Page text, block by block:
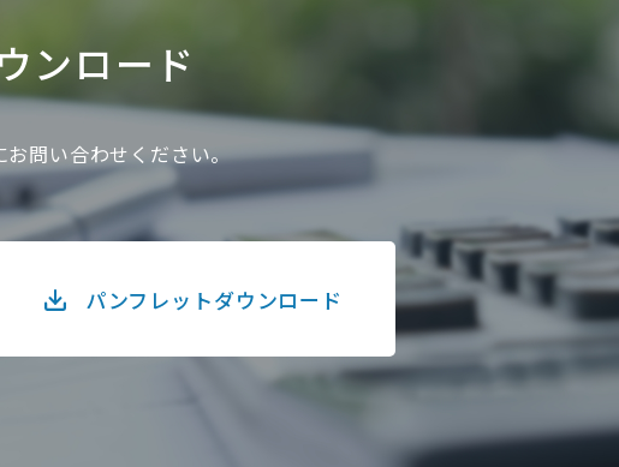
ンロード
問い合わせください。
パンフレットダウンロード